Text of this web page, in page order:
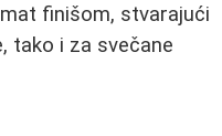
finišom, stvarajući
tako i za svečane